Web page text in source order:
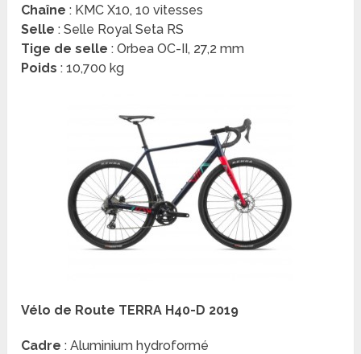
Chaîne : KMC X10, 10 vitesses
Selle : Selle Royal Seta RS
Tige de selle : Orbea OC-II, 27,2 mm
Poids : 10,700 kg
Vélo de Route TERRA H40-D 2019
Cadre : Aluminium hydroformé